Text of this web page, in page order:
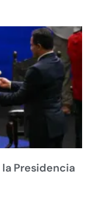
Presidencia